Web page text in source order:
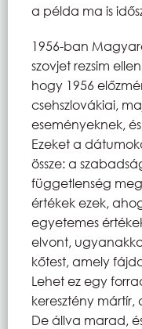
a példa ma is
1956-ban
szovjet rezsim
hogy 1956
csehszlovákiai,
eseményeknek,
Ezeket a
össze: a
függetlenség
értékek ezek,
egyetemes
elvont,
kőtest, amely
Lehet ez egy
keresztény
De állva marad,